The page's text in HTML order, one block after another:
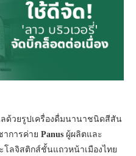
ด้วยรูปเครื่องดื่มนานาชนิดสีสัน
าการค่าย Panus ผู้ผลิตและ
ลจิสติกส์ชั้นแถวหน้าเมืองไทย